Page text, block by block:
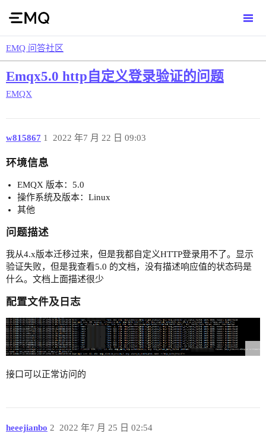
EMQ 问答社区
Emqx5.0 http自定义登录验证的问题
EMQX
w815867 2022 年7 月 22 日 09:03
1
环境信息
EMQX 版本：5.0
操作系统及版本：Linux
其他
问题描述
我从4.x版本迁移过来，但是我都自定义HTTP登录用不了。显示
验证失败，但是我查看5.0 的文档，没有描述响应值的状态码是
什么。文档上面描述很少
配置文件及日志
接口可以正常访问的
heeejianbo 2022 年7 月 25 日 02:54
2